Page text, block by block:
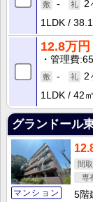
-
2
1LDK
12.8万円
管理費
-
2
1LDK
42㎡
グランドール
マンション
5階